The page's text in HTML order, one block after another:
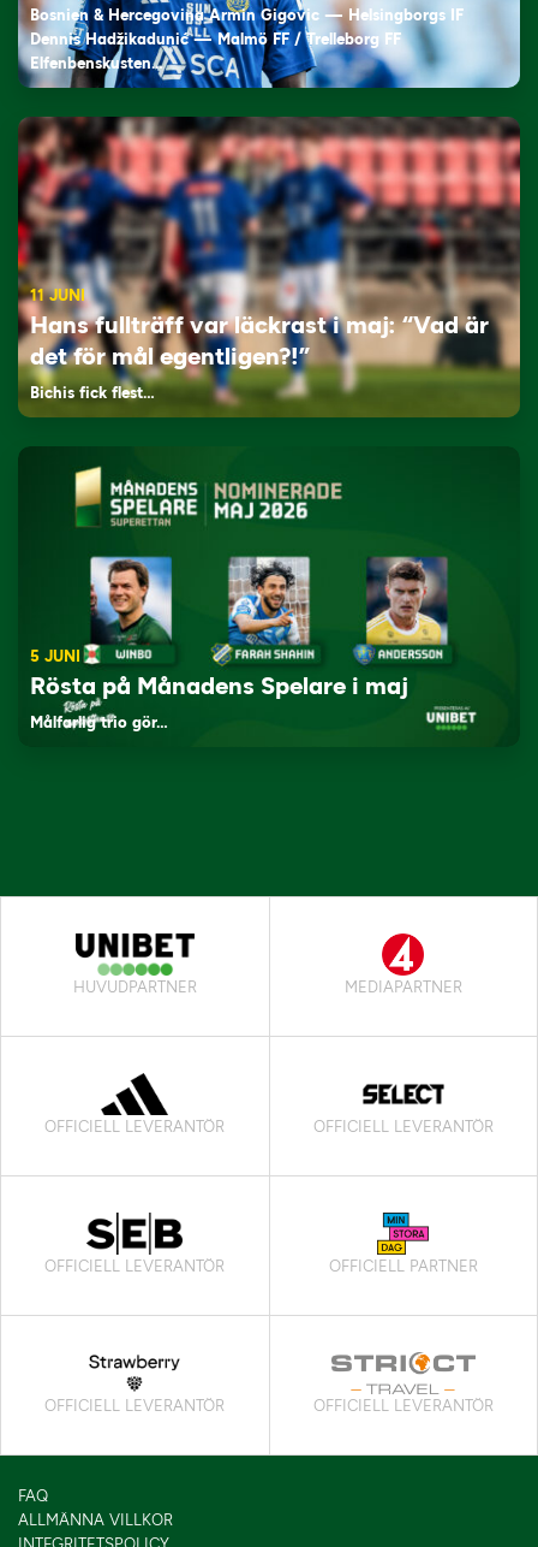
Bosnien & Hercegovina Armin Gigovic — Helsingborgs IF
Dennis Hadžikadunić — Malmö FF / Trelleborg FF
Elfenbenskusten…
11 JUNI
Hans fullträff var läckrast i maj: “Vad är
det för mål egentligen?!”
Bichis fick flest…
5 JUNI
Rösta på Månadens Spelare i maj
Målfarlig trio gör…
HUVUDPARTNER MEDIAPARTNER
OFFICIELL LEVERANTÖR OFFICIELL LEVERANTÖR
OFFICIELL LEVERANTÖR OFFICIELL PARTNER
OFFICIELL LEVERANTÖR OFFICIELL LEVERANTÖR
FAQ
ALLMÄNNA VILLKOR